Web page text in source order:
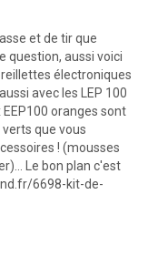
et de tir que
question, aussi voici
électroniques
avec les LEP 100
oranges sont
que vous
! (mousses
Le bon plan c'est
6698-kit-de-